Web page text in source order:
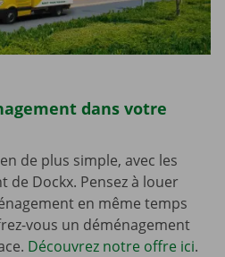
dans votre
de plus simple, avec les
de Dockx. Pensez à louer
en même temps
vous un déménagement
Découvrez notre offre ici.